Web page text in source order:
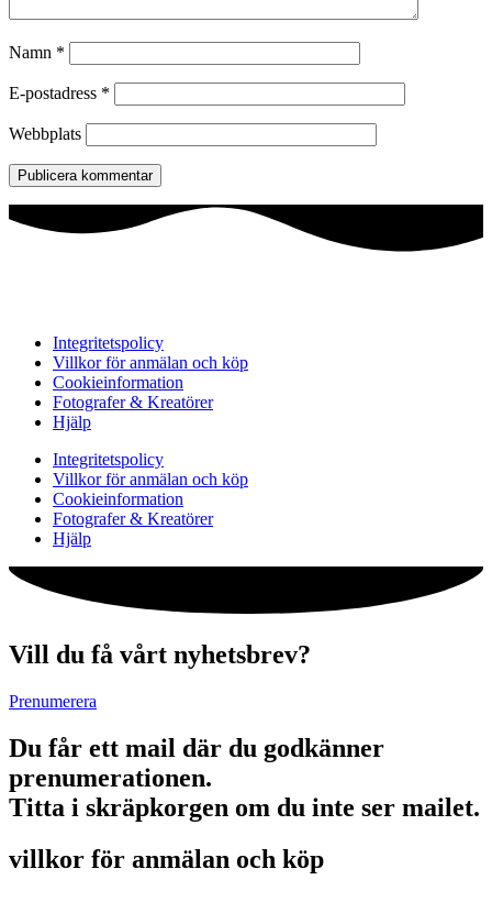
Namn *
E-postadress *
Webbplats
Integritetspolicy
Villkor för anmälan och köp
Cookieinformation
Fotografer & Kreatörer
Hjälp
Integritetspolicy
Villkor för anmälan och köp
Cookieinformation
Fotografer & Kreatörer
Hjälp
Vill du få vårt nyhetsbrev?
Prenumerera
Du får ett mail där du godkänner
prenumerationen.
Titta i skräpkorgen om du inte ser mailet.
villkor för anmälan och köp